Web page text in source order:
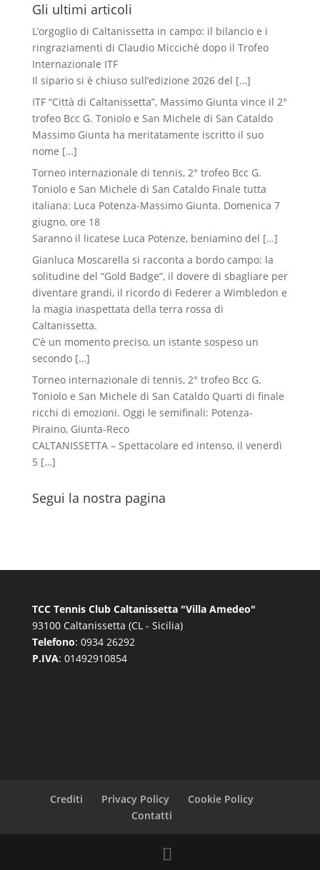
Gli ultimi articoli
L’orgoglio di Caltanissetta in campo: il bilancio e i
ringraziamenti di Claudio Miccichè dopo il Trofeo
Internazionale ITF
Il sipario si è chiuso sull’edizione 2026 del […]
ITF “Città di Caltanissetta”, Massimo Giunta vince il 2°
trofeo Bcc G. Toniolo e San Michele di San Cataldo
Massimo Giunta ha meritatamente iscritto il suo
nome […]
Torneo internazionale di tennis, 2° trofeo Bcc G.
Toniolo e San Michele di San Cataldo Finale tutta
italiana: Luca Potenza-Massimo Giunta. Domenica 7
giugno, ore 18
Saranno il licatese Luca Potenze, beniamino del […]
Gianluca Moscarella si racconta a bordo campo: la
solitudine del “Gold Badge”, il dovere di sbagliare per
diventare grandi, il ricordo di Federer a Wimbledon e
la magia inaspettata della terra rossa di
Caltanissetta.
C’è un momento preciso, un istante sospeso un
secondo […]
Torneo internazionale di tennis, 2° trofeo Bcc G.
Toniolo e San Michele di San Cataldo Quarti di finale
ricchi di emozioni. Oggi le semifinali: Potenza-
Piraino, Giunta-Reco
CALTANISSETTA – Spettacolare ed intenso, il venerdì
5 […]
Segui la nostra pagina
TCC Tennis Club Caltanissetta "Villa Amedeo"
93100 Caltanissetta (CL - Sicilia)
Telefono: 0934 26292
P.IVA: 01492910854
Crediti Privacy Policy
Cookie Policy
Contatti